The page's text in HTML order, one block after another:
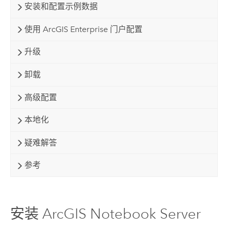
安装和配置示例数据
使用 ArcGIS Enterprise 门户配置
升级
卸载
高级配置
本地化
疑难解答
参考
安装 ArcGIS Notebook Server